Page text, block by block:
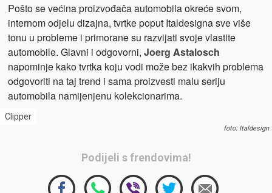
Pošto se većina proizvođača automobila okreće svom,
internom odjelu dizajna, tvrtke poput Italdesigna sve više
tonu u probleme i primorane su razvijati svoje vlastite
automobile. Glavni i odgovorni, Joerg Astalosch
napominje kako tvrtka koju vodi može bez ikakvih problema
odgovoriti na taj trend i sama proizvesti malu seriju
automobila namijenjenu kolekcionarima.
Clipper
foto: Italdesign
Podijeli s frendovima!